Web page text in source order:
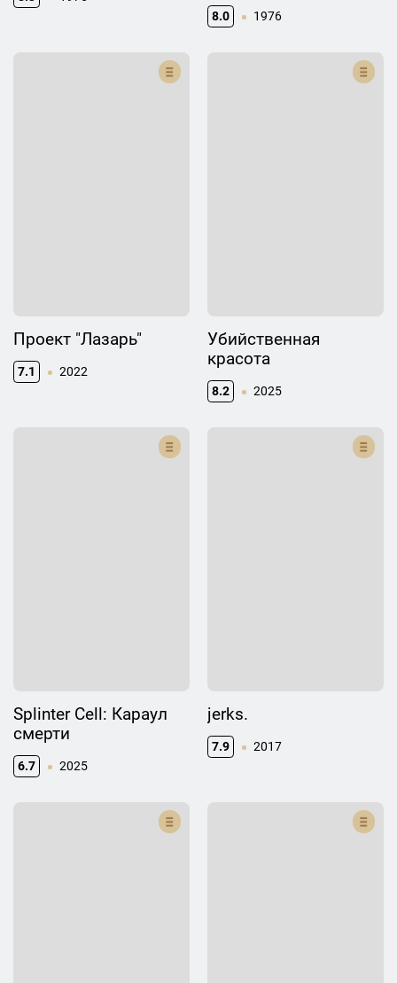
8.0
1976
Проект "Лазарь"
7.1 2022
Убийственная
красота
8.2 2025
Splinter Cell: Караул
смерти
6.7 2025
jerks.
7.9 2017